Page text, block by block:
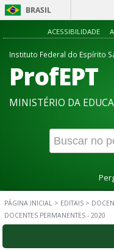
BRASIL
ACESSIBILIDADE
Instituto Federal do Espírito
ProfEPT
MINISTÉRIO DA
PÁGINA INICIAL > EDITAIS >
DOCENTES PERMANENTES - 2020